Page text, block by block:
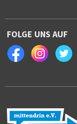
FOLGE UNS AUF
Facebook